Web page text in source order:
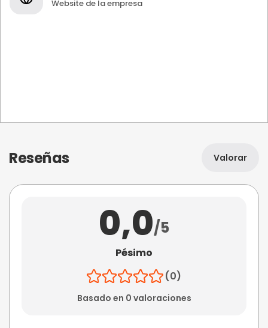
Website de la empresa
Reseñas Valorar
0,0/5
Pésimo
(0)
Basado en 0 valoraciones